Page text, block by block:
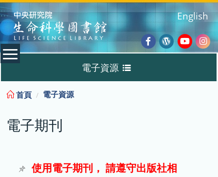
:::
Facebook
Wordpress
English
電子資源
電子期刊
首頁 電子資源
電子期刊
使用電子期刊， 請遵守出版社相